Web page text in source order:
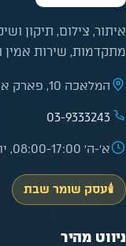
איתור, צילום, תיקון
מתקדמות, שירות אמין
המלאכה 10, פארק אפק, ראש העין
03-9333243
א׳-ה׳ 08:00-17:00, יום ו׳ עד הצהריים
🕯️עסק שומר שבת
ניווט מהיר